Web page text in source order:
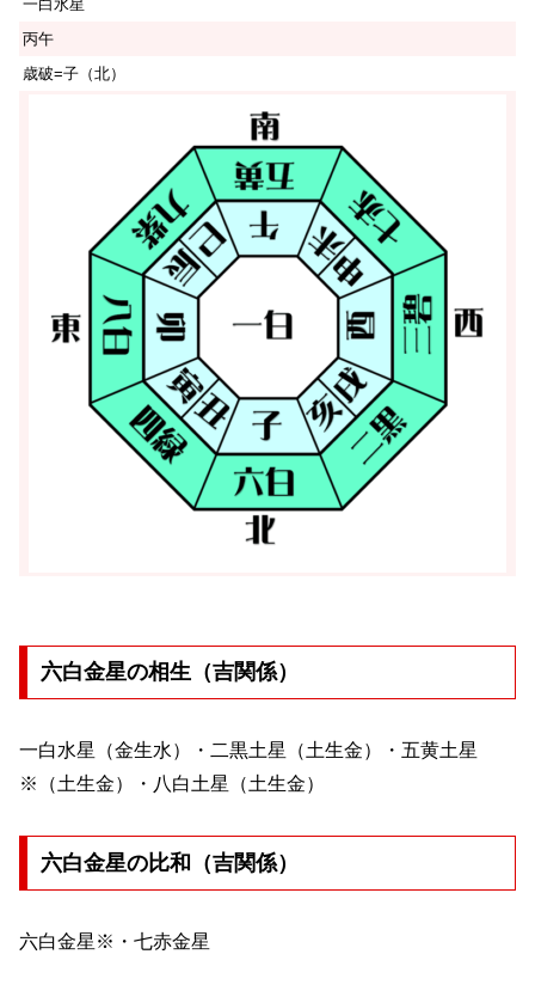
一白水星
丙午
歳破=子（北）
六白金星の相生（吉関係）
一白水星（金生水）・二黒土星（土生金）・五黄土星
※（土生金）・八白土星（土生金）
六白金星の比和（吉関係）
六白金星※・七赤金星